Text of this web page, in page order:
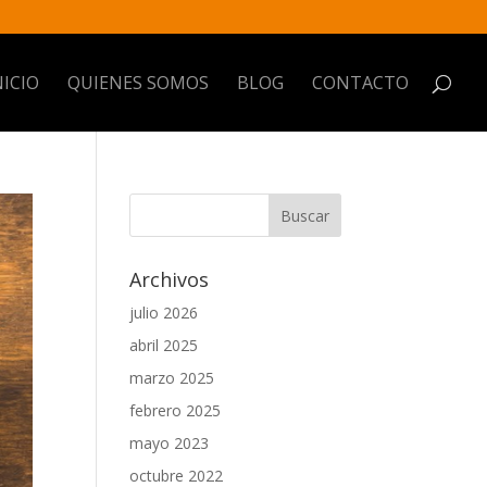
QUIENES SOMOS BLOG CONTACTO
Archivos
julio 2026
abril 2025
marzo 2025
febrero 2025
mayo 2023
octubre 2022